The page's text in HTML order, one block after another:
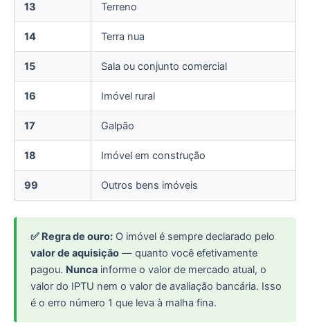
13 Terreno
14 Terra nua
15 Sala ou conjunto comercial
16 Imóvel rural
17 Galpão
18 Imóvel em construção
99 Outros bens imóveis
✅ Regra de ouro: O imóvel é sempre declarado pelo
valor de aquisição — quanto você efetivamente
pagou. Nunca informe o valor de mercado atual, o
valor do IPTU nem o valor de avaliação bancária. Isso
é o erro número 1 que leva à malha fina.